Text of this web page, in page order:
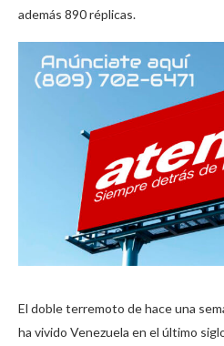
además 890 réplicas.
El doble terremoto de hace una
ha vivido Venezuela en el último